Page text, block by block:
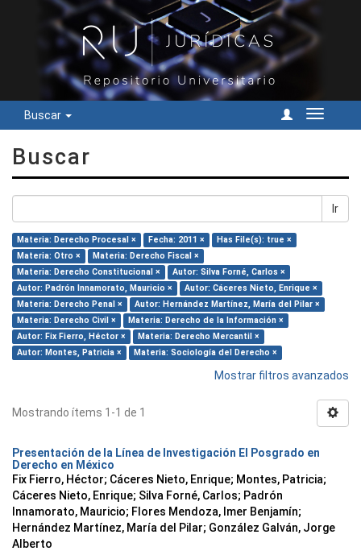
Buscar
Cambiar
Buscar
Ir
Materia: Derecho Procesal × Fecha: 2011 ×
Has File(s): true ×
Materia: Otro ×
Materia: Derecho Fiscal ×
Materia: Derecho Constitucional ×
Autor: Silva Forné, Carlos ×
Autor: Padrón Innamorato, Mauricio ×
Autor: Cáceres Nieto, Enrique ×
Materia: Derecho Penal ×
Autor: Hernández Martínez, María del Pilar ×
Materia: Derecho Civil ×
Materia: Derecho de la Información ×
Autor: Fix Fierro, Héctor ×
Materia: Derecho Mercantil ×
Autor: Montes, Patricia ×
Materia: Sociología del Derecho ×
Mostrar filtros avanzados
Mostrando ítems 1-1 de 1
Presentación de la Línea de Investigación El Posgrado en
Derecho en México
Fix Fierro, Héctor; Cáceres Nieto, Enrique; Montes, Patricia;
Cáceres Nieto, Enrique; Silva Forné, Carlos; Padrón
Innamorato, Mauricio; Flores Mendoza, Imer Benjamín;
Hernández Martínez, María del Pilar; González Galván, Jorge
Alberto